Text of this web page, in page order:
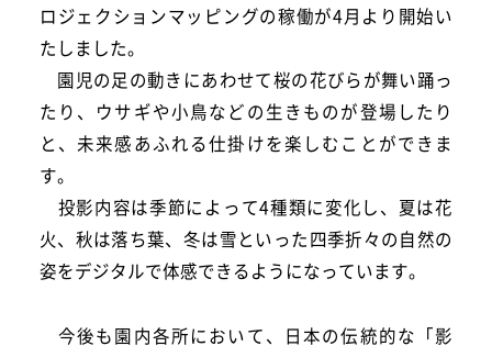
ロジェクションマッピングの稼働が4月より開始い
たしました。
園児の足の動きにあわせて桜の花びらが舞い踊っ
たり、ウサギや小鳥などの生きものが登場したり
と、未来感あふれる仕掛けを楽しむことができま
す。
投影内容は季節によって4種類に変化し、夏は花
火、秋は落ち葉、冬は雪といった四季折々の自然の
姿をデジタルで体感できるようになっています。
今後も園内各所において、日本の伝統的な「影